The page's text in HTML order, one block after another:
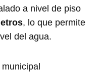
a nivel de piso
, lo que permite
del agua.